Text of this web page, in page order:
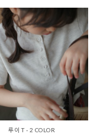
루이 T - 2 COLOR